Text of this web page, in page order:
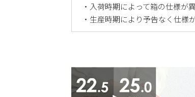
・入荷時期によって箱の仕様が
・生産時期により予告なく仕様